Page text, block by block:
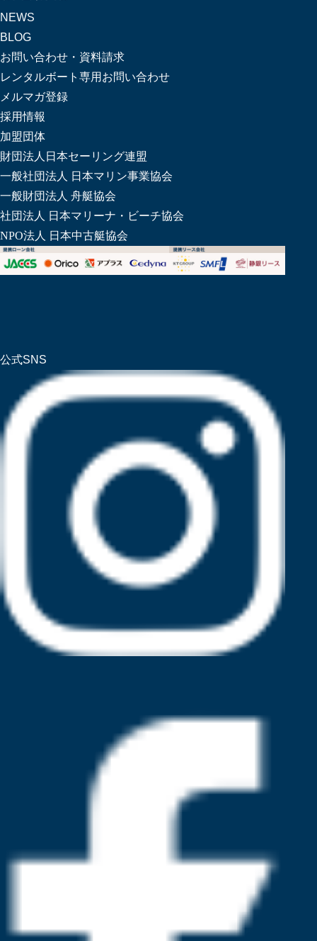
NEWS
BLOG
お問い合わせ・資料請求
レンタルボート専用お問い合わせ
メルマガ登録
採用情報
加盟団体
財団法人日本セーリング連盟
一般社団法人 日本マリン事業協会
一般財団法人 舟艇協会
社団法人 日本マリーナ・ビーチ協会
NPO法人 日本中古艇協会
公式SNS